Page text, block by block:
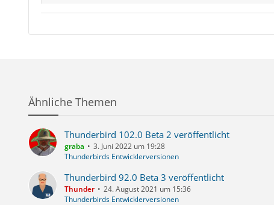
Ähnliche Themen
Thunderbird 102.0 Beta 2 veröffentlicht
graba
3. Juni 2022 um 19:28
Thunderbirds Entwicklerversionen
Thunderbird 92.0 Beta 3 veröffentlicht
Thunder
24. August 2021 um 15:36
Thunderbirds Entwicklerversionen